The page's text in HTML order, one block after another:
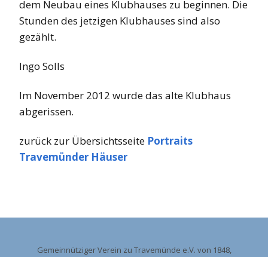
dem Neubau eines Klubhauses zu beginnen. Die
Stunden des jetzigen Klubhauses sind also
gezählt.
Ingo Solls
Im November 2012 wurde das alte Klubhaus
abgerissen.
zurück zur Übersichtsseite Portraits
Travemünder Häuser
Gemeinnütziger Verein zu Travemünde e.V. von 1848,